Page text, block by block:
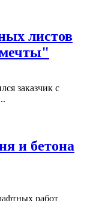
листов
заказчик с
и бетона
работ